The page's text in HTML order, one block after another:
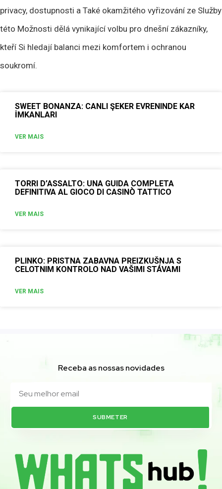
privacy, dostupnosti a Také okamžitého vyřizování ze Služby
této Možnosti dělá vynikající volbu pro dnešní zákazníky,
kteří Si hledají balanci mezi komfortem i ochranou
soukromí.
SWEET BONANZA: CANLI ŞEKER EVRENINDE KAR
İMKANLARI
VER MAIS
TORRI D’ASSALTO: UNA GUIDA COMPLETA
DEFINITIVA AL GIOCO DI CASINÒ TATTICO
VER MAIS
PLINKO: PRISTNA ZABAVNA PREIZKUŠNJA S
CELOTNIM KONTROLO NAD VAŠIMI STÁVAMI
VER MAIS
Receba as nossas novidades
SUBMETER